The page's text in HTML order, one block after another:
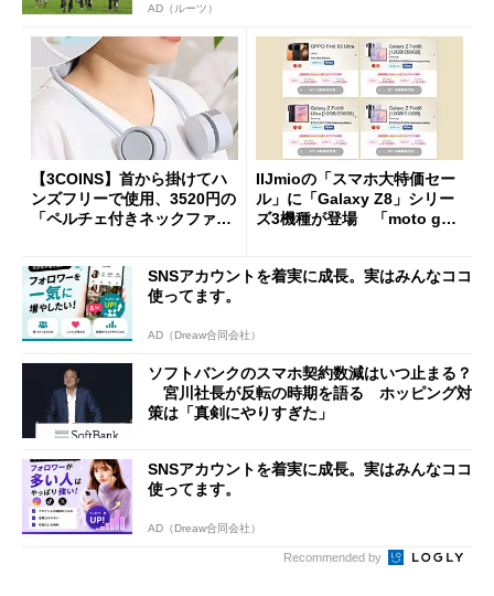
AD（ルーツ）
【3COINS】首から掛けてハ
ンズフリーで使用、3520円の
「ペルチェ付きネックファ
IIJmioの「スマホ大特価セー
ル」に「Galaxy Z8」シリー
ズ3機種が登場 「moto g37
SNSアカウントを着実に成長。実はみんなココ
使ってます。
AD（Dreaw合同会社）
ソフトバンクのスマホ契約数減はいつ止まる？
宮川社長が反転の時期を語る ホッピング対
策は「真剣にやりすぎた」
SNSアカウントを着実に成長。実はみんなココ
使ってます。
AD（Dreaw合同会社）
Recommended by